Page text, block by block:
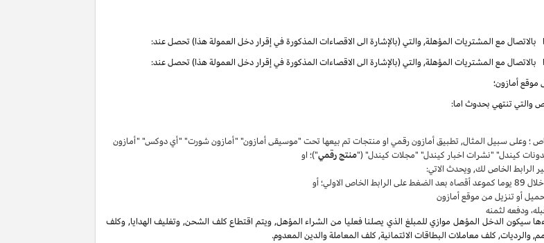
موقع أمازون؛
والتي تنتهي بحدوث اما:
؛ وعلى سبيل المثال, تطبيق أمازون رقمي او منتجات تم بيعها تحت "موسيقى أمازون" "أمازون شورت" "أي دوكس" "أمازون
كيندل" "نشرات اخبار كيندل" "مجلات كيندل" ("منتج رقمي")؛ او
الرابط الخاص لك, ويحدث الاتي:
الاولي؛ أو
أو تنزيل من موقع أمازون
ودفعه لثمنه
الدخل المؤهل موازي للمبلغ الذي يصلنا فعليا من الشراء المؤهل, ويتم اقتطاع كلف الشحن, وتغليف الهدايا, وكلف
كلف معاملات البطاقات الائتمانية, كلف المعاملة والدين المعدوم.